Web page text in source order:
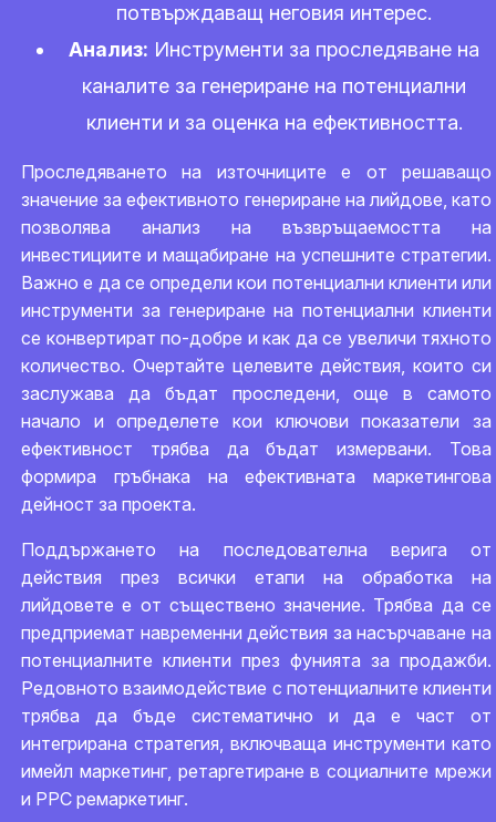
потвърждаващ неговия интерес.
Анализ: Инструменти за проследяване на
каналите за генериране на потенциални
клиенти и за оценка на ефективността.
Проследяването на източниците е от решаващо
значение за ефективното генериране на лийдове, като
позволява анализ на възвръщаемостта на
инвестициите и мащабиране на успешните стратегии.
Важно е да се определи кои потенциални клиенти или
инструменти за генериране на потенциални клиенти
се конвертират по-добре и как да се увеличи тяхното
количество. Очертайте целевите действия, които си
заслужава да бъдат проследени, още в самото
начало и определете кои ключови показатели за
ефективност трябва да бъдат измервани. Това
формира гръбнака на ефективната маркетингова
дейност за проекта.
Поддържането на последователна верига от
действия през всички етапи на обработка на
лийдовете е от съществено значение. Трябва да се
предприемат навременни действия за насърчаване на
потенциалните клиенти през фунията за продажби.
Редовното взаимодействие с потенциалните клиенти
трябва да бъде систематично и да е част от
интегрирана стратегия, включваща инструменти като
имейл маркетинг, ретаргетиране в социалните мрежи
и PPC ремаркетинг.